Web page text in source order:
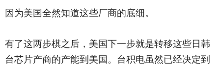
因为美国全然知道这些厂商的底细。
有了这两步棋之后，美国下一步就是转移这些日韩
台芯片产商的产能到美国。台积电虽然已经决定到